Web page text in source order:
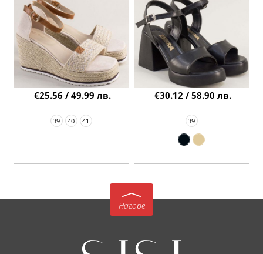
39 40 41
€25.56 / 49.99 лв.
39
€30.12 / 58.90 лв.
Нагоре